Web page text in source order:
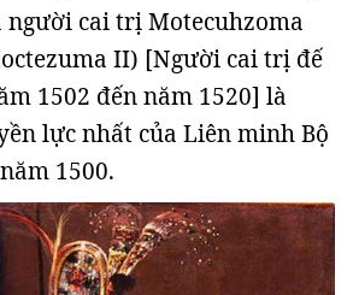
người cai trị Motecuhzoma
II) [Người cai trị đế
1502 đến năm 1520] là
lực nhất của Liên minh Bộ
1500.